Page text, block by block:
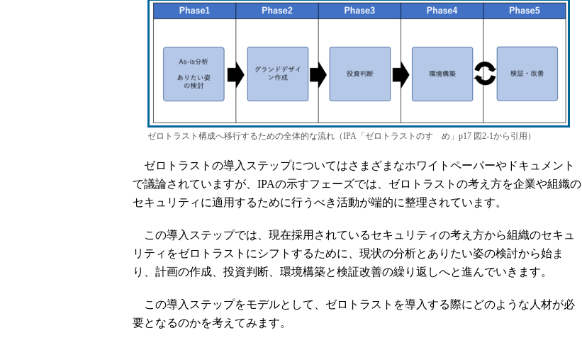
ゼロトラスト構成へ移行するための全体的な流れ（IPA「ゼロトラストのすゝめ」p17 図2-1から引用）
ゼロトラストの導入ステップについてはさまざまなホワイトペーパーやドキュメント
で議論されていますが、IPAの示すフェーズでは、ゼロトラストの考え方を企業や組織の
セキュリティに適用するために行うべき活動が端的に整理されています。
この導入ステップでは、現在採用されているセキュリティの考え方から組織のセキュ
リティをゼロトラストにシフトするために、現状の分析とありたい姿の検討から始ま
り、計画の作成、投資判断、環境構築と検証改善の繰り返しへと進んでいきます。
この導入ステップをモデルとして、ゼロトラストを導入する際にどのような人材が必
要となるのかを考えてみます。